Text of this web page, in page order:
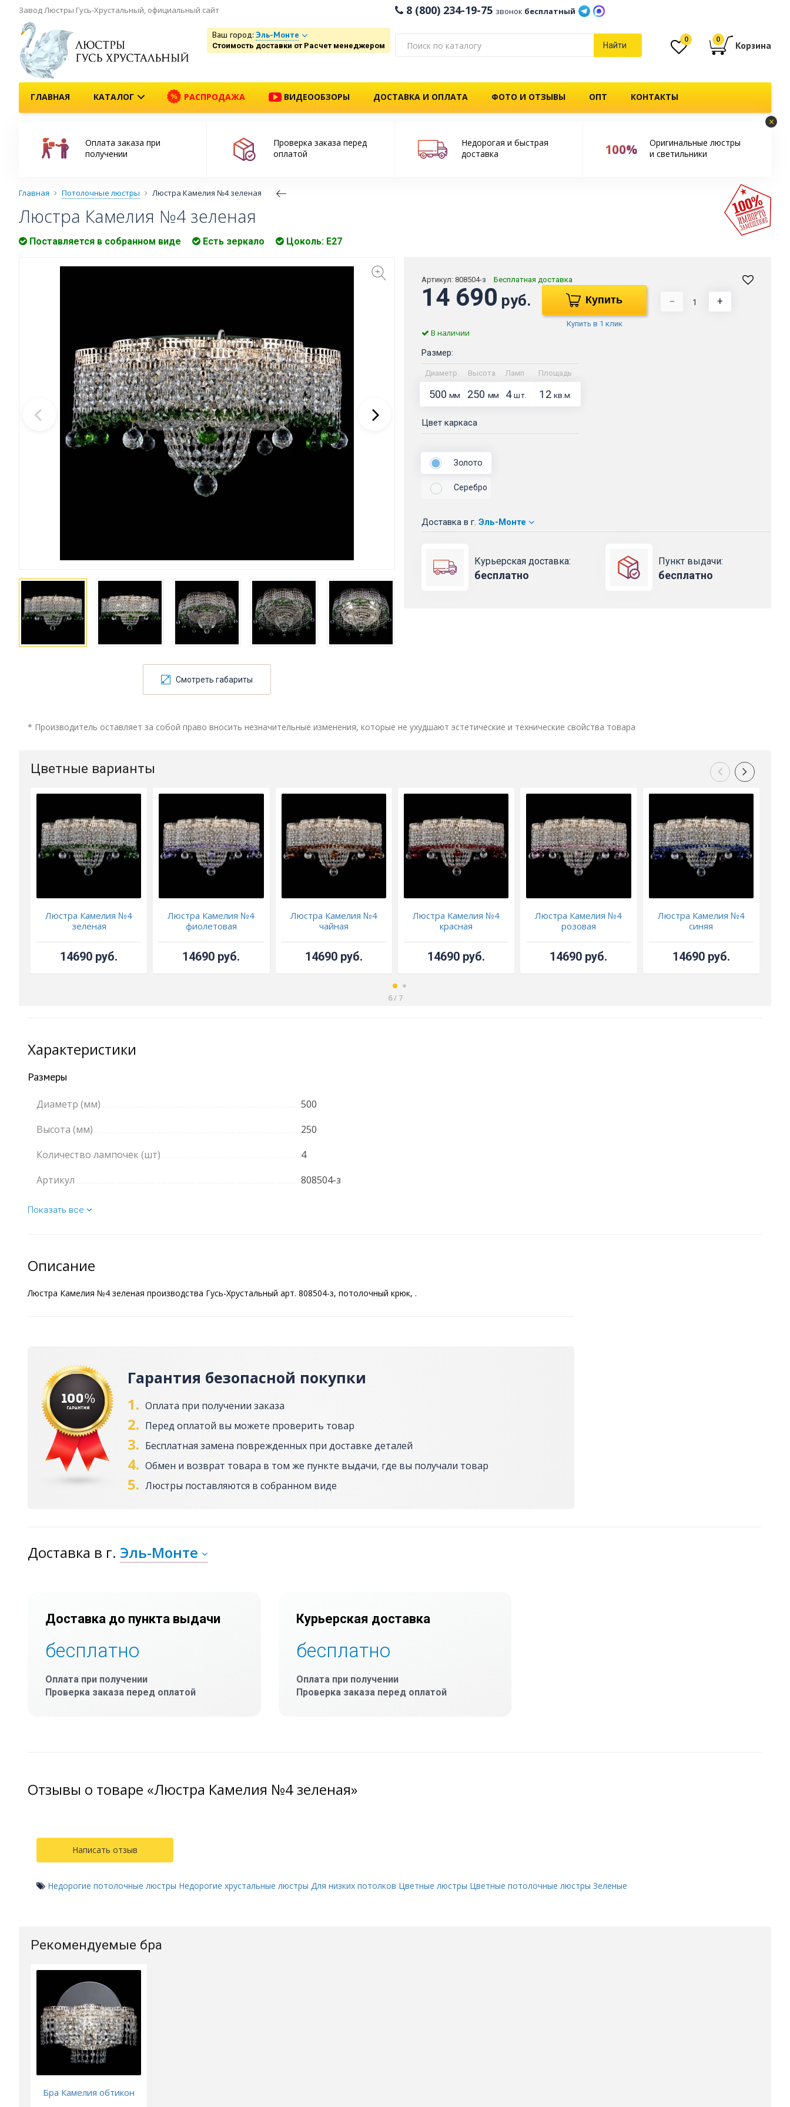
Завод Люстры Гусь-Хрустальный, официальный сайт 8 (800) 234-19-75 звонок бесплатный
Ваш город: Эль-Монте
Стоимость доставки от Расчет менеджером Найти
0 0
Корзина
ГЛАВНАЯ КАТАЛОГ РАСПРОДАЖА ВИДЕООБЗОРЫ ДОСТАВКА И ОПЛАТА ФОТО И ОТЗЫВЫ ОПТ КОНТАКТЫ
×
Оплата заказа при
получении
Проверка заказа перед
оплатой
Недорогая и быстрая
доставка
100%
Оригинальные люстры
и светильники
Главная Потолочные люстры Люстра Камелия №4 зеленая
Люстра Камелия №4 зеленая
Поставляется в собранном виде Есть зеркало Цоколь: E27
Смотреть габариты
Артикул: 808504-з Бесплатная доставка
14 690 руб. Купить
Купить в 1 клик
− +
В наличии
Размер:
Диаметр Высота Ламп Площадь
500мм 250 мм 4шт. 12 кв.м.
Цвет каркаса
Золото
Серебро
Доставка в г. Эль-Монте
Курьерская доставка:
бесплатно
Пункт выдачи:
бесплатно
* Производитель оставляет за собой право вносить незначительные изменения, которые не ухудшают эстетические и технические свойства товара
Цветные варианты
Люстра Камелия №4
зеленая
14690 руб.
Люстра Камелия №4
фиолетовая
14690 руб.
Люстра Камелия №4
чайная
14690 руб.
Люстра Камелия №4
красная
14690 руб.
Люстра Камелия №4
розовая
14690 руб.
Люстра Камелия №4
синяя
14690 руб.
6/ 7
Характеристики
Размеры
Диаметр (мм)
500
Высота (мм)
250
Количество лампочек (шт)
4
Артикул
808504-з
Показать все
Описание
Люстра Камелия №4 зеленая производства Гусь-Хрустальный арт. 808504-з, потолочный крюк, .
Гарантия безопасной покупки
1. Оплата при получении заказа
2. Перед оплатой вы можете проверить товар
3. Бесплатная замена поврежденных при доставке деталей
4. Обмен и возврат товара в том же пункте выдачи, где вы получали товар
5. Люстры поставляются в собранном виде
Доставка в г. Эль-Монте
Доставка до пункта выдачи
бесплатно
Оплата при получении
Проверка заказа перед оплатой
Курьерская доставка
бесплатно
Оплата при получении
Проверка заказа перед оплатой
Отзывы о товаре «Люстра Камелия №4 зеленая»
Написать отзыв
Недорогие потолочные люстры Недорогие хрустальные люстры Для низких потолков Цветные люстры Цветные потолочные люстры Зеленые
Рекомендуемые бра
Бра Камелия обтикон